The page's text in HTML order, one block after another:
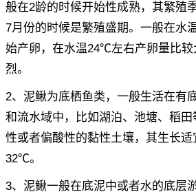
般在2龄的时候开始性成熟，其繁殖
7月份的时候是繁殖盛期。一般在水
始产卵，在水温24℃左右产卵量比较
烈。
2、泥鳅为底栖鱼类，一般生活在有
和流水域中，比如湖泊、池塘、稻
性或者偏酸性的黏性土壤，其生长适
32℃。
3、泥鳅一般在底泥中或者水的底层